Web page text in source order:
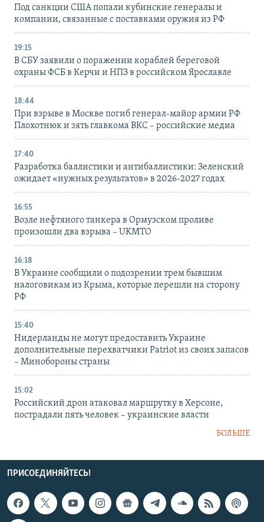
Под санкции США попали кубинские генералы и
компании, связанные с поставками оружия из РФ
19:15
В СБУ заявили о поражении кораблей береговой
охраны ФСБ в Керчи и НПЗ в российском Ярославле
18:44
При взрыве в Москве погиб генерал-майор армии РФ
Плохотнюк и зять главкома ВКС – российские медиа
17:40
Разработка баллистики и антибаллистики: Зеленский
ожидает «нужных результатов» в 2026-2027 годах
16:55
Возле нефтяного танкера в Ормузском проливе
произошли два взрыва – UKMTO
16:18
В Украине сообщили о подозрении трем бывшим
налоговикам из Крыма, которые перешли на сторону
РФ
15:40
Нидерланды не могут предоставить Украине
дополнительные перехватчики Patriot из своих запасов
– Минобороны страны
15:02
Российский дрон атаковал маршрутку в Херсоне,
пострадали пять человек – украинские власти
БОЛЬШЕ
ПРИСОЕДИНЯЙТЕСЬ!